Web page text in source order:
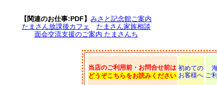
【関連のお仕事:PDF】みさと記念館ご案内
たまさん放課後カフェ
たまさん家族相談
面会交流支援のご案内 たまさんち
当店のご利用前・お問合せ前は
どうぞこちらをお読みください
初めての
お客様へ ご